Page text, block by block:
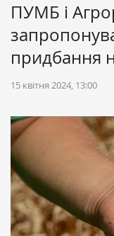
ПУМБ і
придбання
15 квітня 2024, 13:00